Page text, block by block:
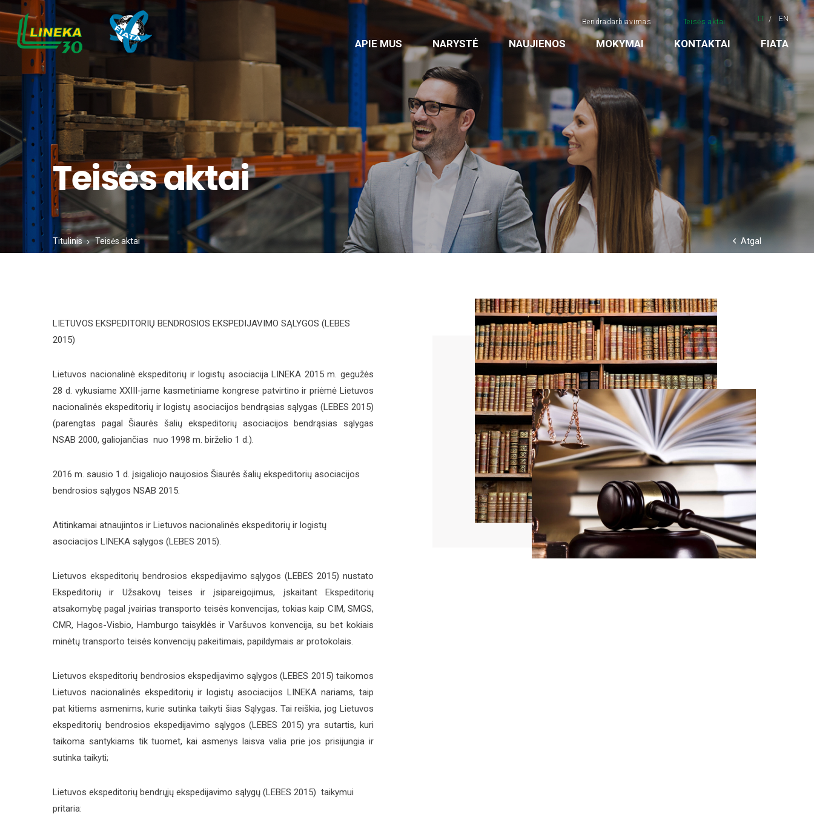
Bendradarbiavimas Teisės aktai LT EN
APIE MUS NARYSTĖ NAUJIENOS MOKYMAI KONTAKTAI FIATA
Teisės aktai
Titulinis Teisės aktai Atgal
LIETUVOS EKSPEDITORIŲ BENDROSIOS EKSPEDIJAVIMO SĄLYGOS (LEBES
2015)
Lietuvos nacionalinė ekspeditorių ir logistų asociacija LINEKA 2015 m. gegužės
28 d. vykusiame XXIII-jame kasmetiniame kongrese patvirtino ir priėmė Lietuvos
nacionalinės ekspeditorių ir logistų asociacijos bendrąsias sąlygas (LEBES 2015)
(parengtas pagal Šiaurės šalių ekspeditorių asociacijos bendrąsias sąlygas
NSAB 2000, galiojančias nuo 1998 m. birželio 1 d.).
2016 m. sausio 1 d. įsigaliojo naujosios Šiaurės šalių ekspeditorių asociacijos
bendrosios sąlygos NSAB 2015.
Atitinkamai atnaujintos ir Lietuvos nacionalinės ekspeditorių ir logistų
asociacijos LINEKA sąlygos (LEBES 2015).
Lietuvos ekspeditorių bendrosios ekspedijavimo sąlygos (LEBES 2015) nustato
Ekspeditorių ir Užsakovų teises ir įsipareigojimus, įskaitant Ekspeditorių
atsakomybę pagal įvairias transporto teisės konvencijas, tokias kaip CIM, SMGS,
CMR, Hagos-Visbio, Hamburgo taisyklės ir Varšuvos konvencija, su bet kokiais
minėtų transporto teisės konvencijų pakeitimais, papildymais ar protokolais.
Lietuvos ekspeditorių bendrosios ekspedijavimo sąlygos (LEBES 2015) taikomos
Lietuvos nacionalinės ekspeditorių ir logistų asociacijos LINEKA nariams, taip
pat kitiems asmenims, kurie sutinka taikyti šias Sąlygas. Tai reiškia, jog Lietuvos
ekspeditorių bendrosios ekspedijavimo sąlygos (LEBES 2015) yra sutartis, kuri
taikoma santykiams tik tuomet, kai asmenys laisva valia prie jos prisijungia ir
sutinka taikyti;
Lietuvos ekspeditorių bendrųjų ekspedijavimo sąlygų (LEBES 2015) taikymui
pritaria: